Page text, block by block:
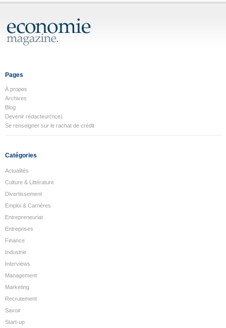
Pages
À propos
Archives
Blog
Devenir rédacteur(rice)
Se renseigner sur le rachat de crédit
Catégories
Actualités
Culture & Littérature
Divertissement
Emploi & Carrières
Entrepreneuriat
Entreprises
Finance
Industrie
Interviews
Management
Marketing
Recrutement
Savoir
Start-up